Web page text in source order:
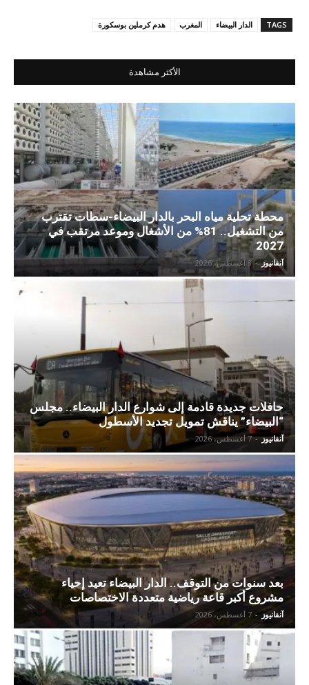
TAGS الدار البيضاء المغرب هدم كرملين بوسكورة
الأكثر مشاهدة
محطة تحلية مياه البحر بالدار البيضاء-سطات تقترب
من التشغيل.. 81% من الأشغال وموعد مرتقب في
2027
آنفانيوز - 8 أغسطس، 2026
حافلات جديدة قادمة إلى شوارع الدار البيضاء.. مجلس
“البيضاء” يناقش تمويل تجديد الأسطول
آنفانيوز - 7 أغسطس، 2026
بعد سنوات من التوقف.. الدار البيضاء تعيد إحياء
مشروع أكبر قاعة رياضية متعددة الاختصاصات
آنفانيوز - 7 أغسطس، 2026